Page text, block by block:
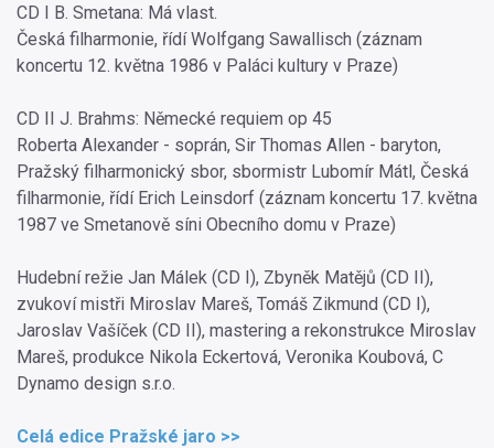
CD I B. Smetana: Má vlast.
Česká filharmonie, řídí Wolfgang Sawallisch (záznam
koncertu 12. května 1986 v Paláci kultury v Praze)
CD II J. Brahms: Německé requiem op 45
Roberta Alexander - soprán, Sir Thomas Allen - baryton,
Pražský filharmonický sbor, sbormistr Lubomír Mátl, Česká
filharmonie, řídí Erich Leinsdorf (záznam koncertu 17. května
1987 ve Smetanově síni Obecního domu v Praze)
Hudební režie Jan Málek (CD I), Zbyněk Matějů (CD II),
zvukoví mistři Miroslav Mareš, Tomáš Zikmund (CD I),
Jaroslav Vašíček (CD II), mastering a rekonstrukce Miroslav
Mareš, produkce Nikola Eckertová, Veronika Koubová, C
Dynamo design s.r.o.
Celá edice Pražské jaro >>